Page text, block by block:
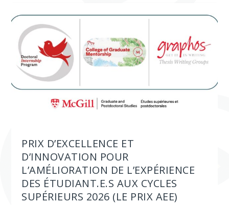
PRIX D’EXCELLENCE ET
D’INNOVATION POUR
L’AMÉLIORATION DE L’EXPÉRIENCE
DES ÉTUDIANT.E.S AUX CYCLES
SUPÉRIEURS 2026 (LE PRIX AEE)